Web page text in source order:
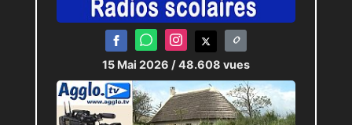
15 Mai 2026 / 48.608 vues